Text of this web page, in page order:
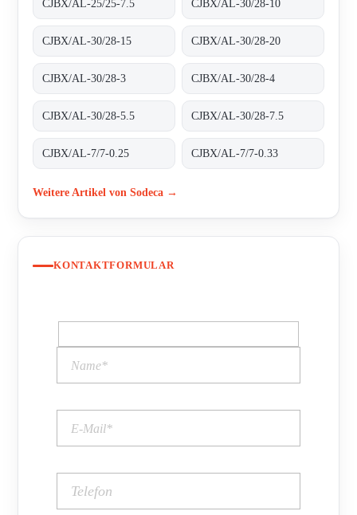
CJBX/AL-25/25-7.5 CJBX/AL-30/28-10
CJBX/AL-30/28-15 CJBX/AL-30/28-20
CJBX/AL-30/28-3 CJBX/AL-30/28-4
CJBX/AL-30/28-5.5 CJBX/AL-30/28-7.5
CJBX/AL-7/7-0.25 CJBX/AL-7/7-0.33
Weitere Artikel von Sodeca →
KONTAKTFORMULAR